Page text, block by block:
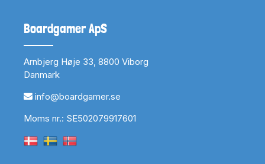
Boardgamer ApS
Arnbjerg Høje 33, 8800 Viborg
Danmark
info@boardgamer.se
Moms nr.: SE502079917601